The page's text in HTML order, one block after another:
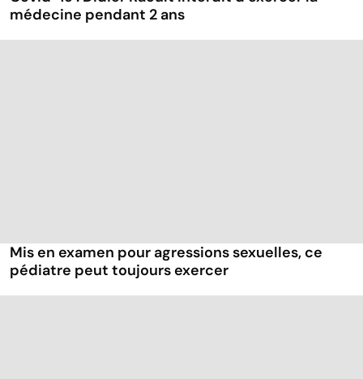
médecine pendant 2 ans
Mis en examen pour agressions sexuelles, ce
pédiatre peut toujours exercer